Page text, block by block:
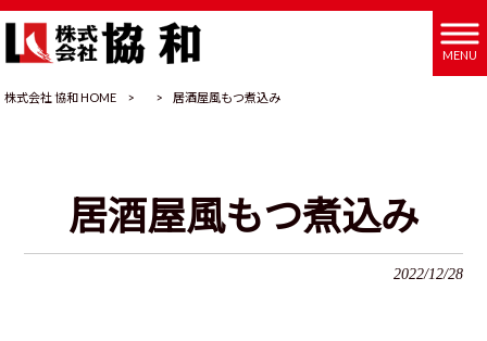
MENU
株式会社 協和 HOME > > 居酒屋風もつ煮込み
居酒屋風もつ煮込み
2022/12/28